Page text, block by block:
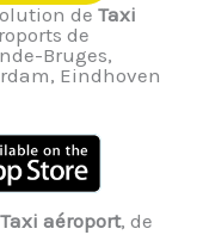
de Taxi
de
Bruges,
Eindhoven
Taxi aéroport, de